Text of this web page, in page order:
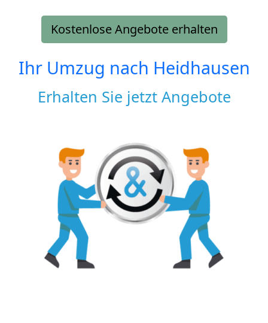
Kostenlose Angebote erhalten
Ihr Umzug nach Heidhausen
Erhalten Sie jetzt Angebote